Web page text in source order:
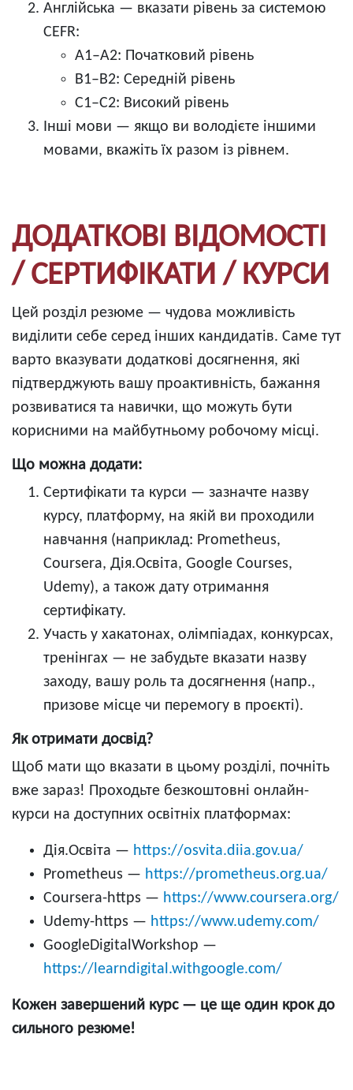
Англійська — вказати рівень за системою
CEFR:
A1–A2: Початковий рівень
B1–B2: Середній рівень
C1–C2: Високий рівень
Інші мови — якщо ви володієте іншими
мовами, вкажіть їх разом із рівнем.
ДОДАТКОВІ ВІДОМОСТІ
/ СЕРТИФІКАТИ / КУРСИ
Цей розділ резюме — чудова можливість
виділити себе серед інших кандидатів. Саме тут
варто вказувати додаткові досягнення, які
підтверджують вашу проактивність, бажання
розвиватися та навички, що можуть бути
корисними на майбутньому робочому місці.
Що можна додати:
Сертифікати та курси — зазначте назву
курсу, платформу, на якій ви проходили
навчання (наприклад: Prometheus,
Coursera, Дія.Освіта, Google Courses,
Udemy), а також дату отримання
сертифікату.
Участь у хакатонах, олімпіадах, конкурсах,
тренінгах — не забудьте вказати назву
заходу, вашу роль та досягнення (напр.,
призове місце чи перемогу в проєкті).
Як отримати досвід?
Щоб мати що вказати в цьому розділі, почніть
вже зараз! Проходьте безкоштовні онлайн-
курси на доступних освітніх платформах:
Дія.Освіта — https://osvita.diia.gov.ua/
Prometheus — https://prometheus.org.ua/
Coursera-https — https://www.coursera.org/
Udemy-https — https://www.udemy.com/
GoogleDigitalWorkshop —
https://learndigital.withgoogle.com/
Кожен завершений курс — це ще один крок до
сильного резюме!